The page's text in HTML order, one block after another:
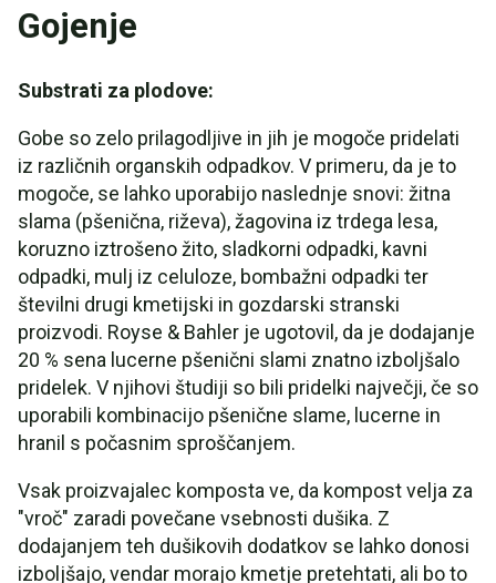
Gojenje
Substrati za plodove:
Gobe so zelo prilagodljive in jih je mogoče pridelati
iz različnih organskih odpadkov. V primeru, da je to
mogoče, se lahko uporabijo naslednje snovi: žitna
slama (pšenična, riževa), žagovina iz trdega lesa,
koruzno iztrošeno žito, sladkorni odpadki, kavni
odpadki, mulj iz celuloze, bombažni odpadki ter
številni drugi kmetijski in gozdarski stranski
proizvodi. Royse & Bahler je ugotovil, da je dodajanje
20 % sena lucerne pšenični slami znatno izboljšalo
pridelek. V njihovi študiji so bili pridelki največji, če so
uporabili kombinacijo pšenične slame, lucerne in
hranil s počasnim sproščanjem.
Vsak proizvajalec komposta ve, da kompost velja za
"vroč" zaradi povečane vsebnosti dušika. Z
dodajanjem teh dušikovih dodatkov se lahko donosi
izboljšajo, vendar morajo kmetje pretehtati, ali bo to